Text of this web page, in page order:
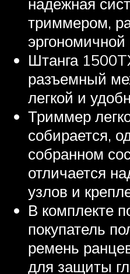
триммером,
эргономичной
Штанга
разъемный
легкой и
Триммер
собирается,
собранном
отличается
узлов и
В комплекте
покупатель
ремень
для защиты